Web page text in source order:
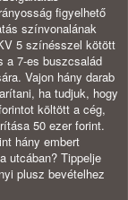
figyelhető
színvonalának
5 színésszel kötött
a 7-es buszcsalád
Vajon hány darab
ha tudjuk, hogy
költött a cég,
50 ezer forint.
hány embert
utcában? Tippelje
plusz bevételhez